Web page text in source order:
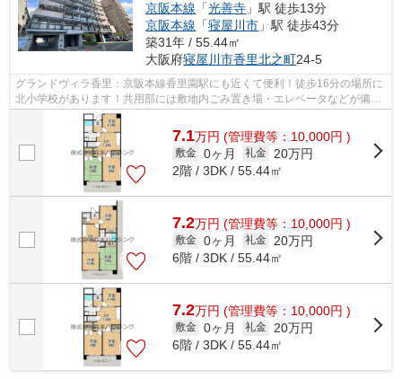
京阪本線 「光善寺 」駅 徒歩13分
京阪本線 「寝屋川市 」駅 徒歩43分
築31年 / 55.44㎡
大阪府寝屋川市香里北之町24-5
グランドヴィラ香里：京阪本線香里園駅にも近くて便利！徒歩16分の場所に
北小学校があります！共用部には敷地内ごみ置き場・エレベータなどが備わ
っておりとても充実しています！2駅利...
7.1万円 (管理費等：10,000円 )
敷金 0ヶ月 礼金
20万円
2階 / 3DK / 55.44㎡
7.2万円 (管理費等：10,000円 )
敷金 0ヶ月 礼金
20万円
6階 / 3DK / 55.44㎡
7.2万円 (管理費等：10,000円 )
敷金 0ヶ月 礼金
20万円
6階 / 3DK / 55.44㎡